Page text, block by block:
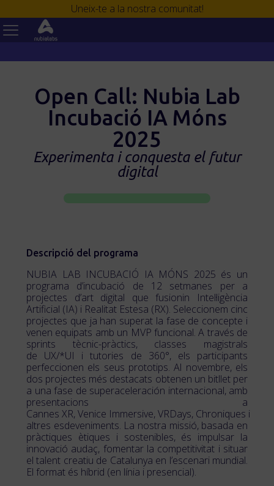
Uneix-te a la nostra comunitat!
Open Call: Nubia Lab
Incubació IA Móns
2025
Experimenta i conquesta el futur
digital
Descripció del programa
NUBIA LAB INCUBACIÓ IA MÓNS 2025 és un
programa d’incubació de 12 setmanes per a
projectes d’art digital que fusionin Intel·ligència
Artificial (IA) i Realitat Estesa (RX). Seleccionem cinc
projectes que ja han superat la fase de concepte i
venen equipats amb un MVP funcional. A través de
sprints tècnic-pràctics, classes magistrals
de UX/*UI i tutories de 360°, els participants
perfeccionen els seus prototips. Al novembre, els
dos projectes més destacats obtenen un bitllet per
a una fase de superaceleración internacional, amb
presentacions a
Cannes XR, Venice Immersive, VRDays, Chroniques i
altres esdeveniments. La nostra missió, basada en
pràctiques ètiques i sostenibles, és impulsar la
innovació audaç, fomentar la competitivitat i situar
el talent creatiu de Catalunya en l’escenari mundial.
El format és híbrid (en línia i presencial).